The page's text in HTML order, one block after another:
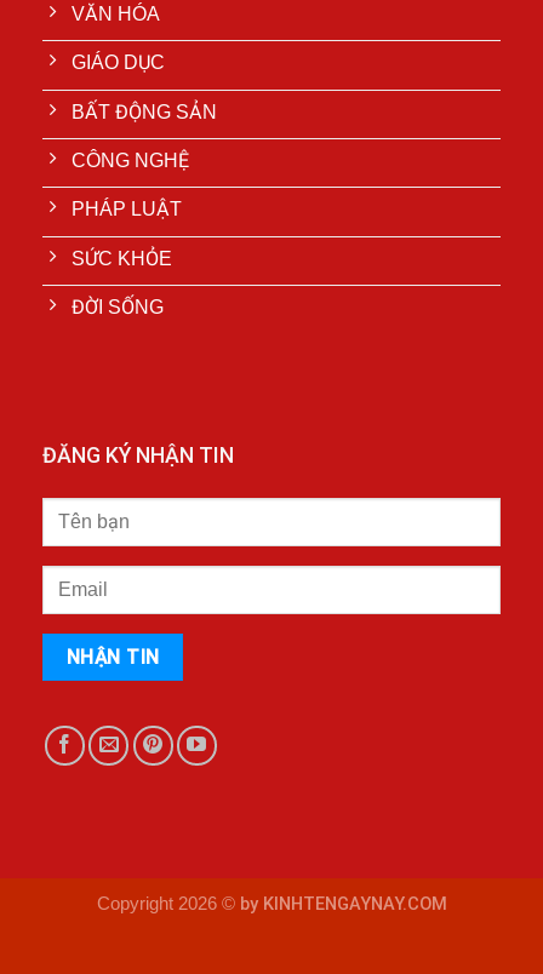
VĂN HÓA
GIÁO DỤC
BẤT ĐỘNG SẢN
CÔNG NGHỆ
PHÁP LUẬT
SỨC KHỎE
ĐỜI SỐNG
ĐĂNG KÝ NHẬN TIN
Copyright 2026 © by KINHTENGAYNAY.COM